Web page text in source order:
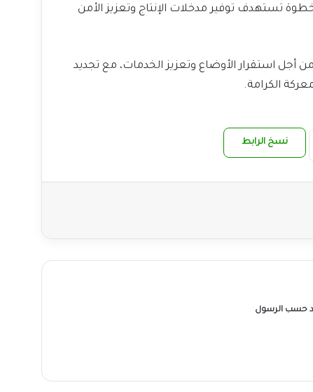
تستهدف توفير مدخلات الإنتاج وتعزيز الأمن
استقرار الأوضاع وتعزيز الخدمات، مع تجديد
الكرامة.
نسخ الرابط
حسب الرسول